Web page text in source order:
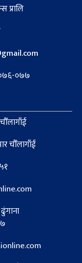
प्रालि
०७६-०७७
चौँलागाँई